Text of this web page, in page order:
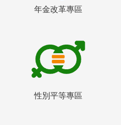
年金改革專區
性別平等專區